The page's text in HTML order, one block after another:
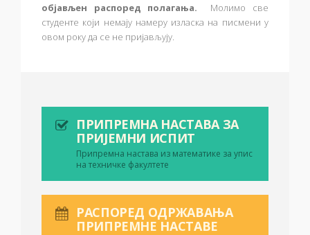
објављен распоред полагања. Молимо све
студенте који немају намеру изласка на писмени у
овом року да се не пријављују.
ПРИПРЕМНА НАСТАВА ЗА
ПРИЈЕМНИ ИСПИТ
Припремна настава из математике за упис
на техничке факултете
РАСПОРЕД ОДРЖАВАЊА
ПРИПРЕМНЕ НАСТАВЕ